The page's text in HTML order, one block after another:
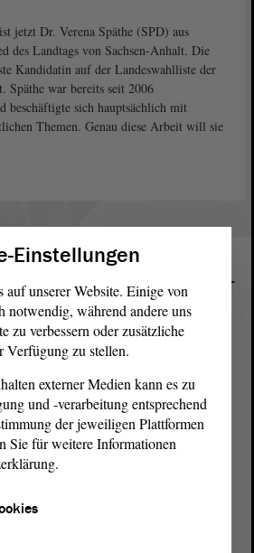
jetzt Dr. Verena Späthe (SPD) aus
des Landtags von Sachsen-Anhalt. Die
Kandidatin auf der Landeswahlliste der
Späthe war bereits seit 2006
beschäftigte sich hauptsächlich mit
Themen. Genau diese Arbeit will sie
sind im Landtag von Sachsen-
Einstellungen
unserer Website. Einige von
notwendig, während andere uns
zu verbessern oder zusätzliche
Verfügung zu stellen.
externer Medien kann es zu
und -verarbeitung entsprechend
der jeweiligen Plattformen
Sie für weitere Informationen